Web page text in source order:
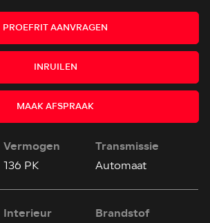
PROEFRIT AANVRAGEN
INRUILEN
MAAK AFSPRAAK
Vermogen
136 PK
Transmissie
Automaat
Interieur Brandstof